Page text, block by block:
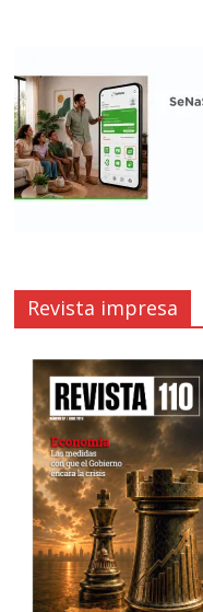
Revista impresa